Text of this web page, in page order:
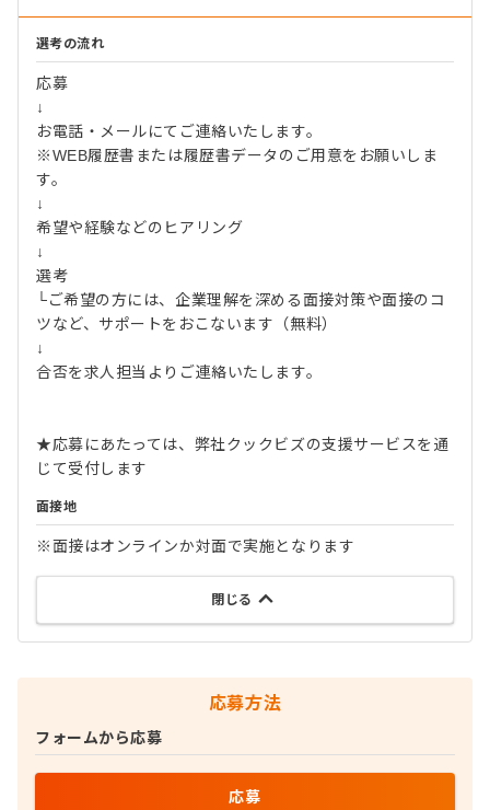
選考の流れ
応募
↓
お電話・メールにてご連絡いたします。
※WEB履歴書または履歴書データのご用意をお願いしま
す。
↓
希望や経験などのヒアリング
↓
選考
└ご希望の方には、企業理解を深める面接対策や面接のコ
ツなど、サポートをおこないます（無料）
↓
合否を求人担当よりご連絡いたします。
★応募にあたっては、弊社クックビズの支援サービスを通
じて受付します
面接地
※面接はオンラインか対面で実施となります
閉じる
応募方法
フォームから応募
応募